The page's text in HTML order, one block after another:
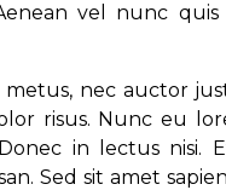
vel nunc quis
metus, nec auctor
risus. Nunc eu
in lectus nisi.
Sed sit amet